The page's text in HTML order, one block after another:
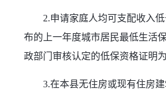
2.申请家庭人均可支配收入
布的上一年度城市居民最低生活
政部门审核认定的低保资格证明为
3.在本县无住房或现有住房